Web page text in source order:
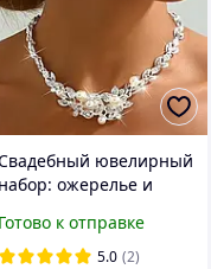
ювелирный
набор: ожерелье и
жемчуга и стразами
Готово к отправке
5.0 (2)